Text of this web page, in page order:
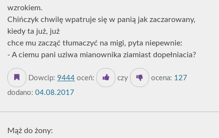
wzrokiem.
Chińczyk chwilę wpatruje się w panią jak zaczarowany,
kiedy ta już, już
chce mu zacząć tłumaczyć na migi, pyta niepewnie:
- A ciemu pani uziwa mianownika ziamiast dopełniacia?
Dowcip: 9444 oceń: czy ocena: 127
dodano: 04.08.2017
Mąż do żony: